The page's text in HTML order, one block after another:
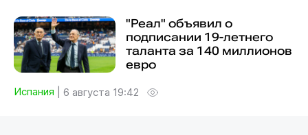
"Реал" объявил о
подписании 19-летнего
таланта за 140 миллионов
евро
Испания 6 августа 19:42